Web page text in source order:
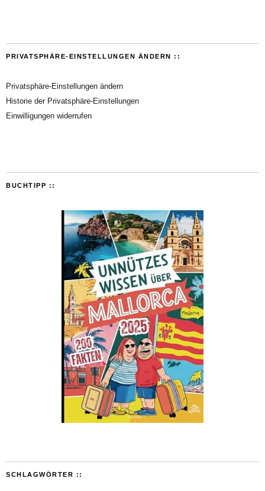
PRIVATSPHÄRE-EINSTELLUNGEN ÄNDERN ::
Privatsphäre-Einstellungen ändern
Historie der Privatsphäre-Einstellungen
Einwilligungen widerrufen
BUCHTIPP ::
SCHLAGWÖRTER ::